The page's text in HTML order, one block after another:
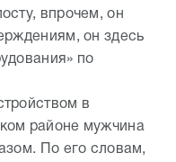
впрочем, он
он здесь
по
в
районе мужчина
По его словам,